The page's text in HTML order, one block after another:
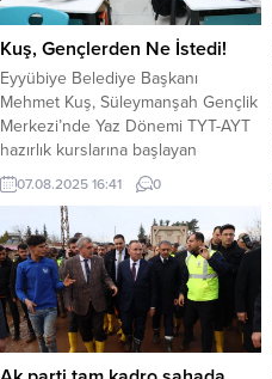
Kuş, Gençlerden Ne İstedi!
Eyyübiye Belediye Başkanı
Mehmet Kuş, Süleymanşah Gençlik
Merkezi’nde Yaz Dönemi TYT-AYT
hazırlık kurslarına başlayan
üniversite adaylarıyla bir araya
geldi. Sınıfları ziyaret ederek
gençlerle sohbet eden Başkan
Kuş, onlara tavsiyelerde bulunarak
eğitim setleri hediye etti. Gençlerin
maddi manevi her talebine karşılık
vereceklerini belirten Başkan Kuş,
“Huzurunuzda söz veriyorum. Her
talebinizi yerine...
07.08.2025 16:41 0